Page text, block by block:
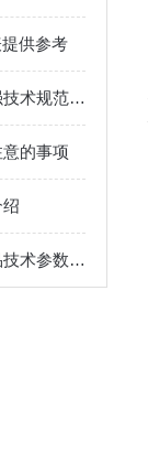
供参考
电子汽车磅秤承载力加强技术规范的改进
的事项
JIK6不锈钢防水仪表产品技术参数分析